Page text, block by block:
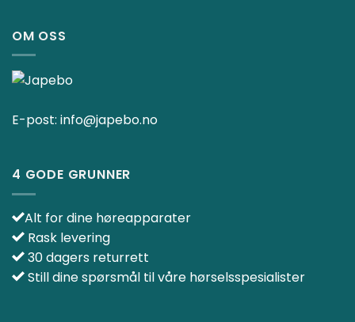
OM OSS
E-post: info@japebo.no
4 GODE GRUNNER
Alt for dine høreapparater
Rask levering
30 dagers returrett
Still dine spørsmål til våre hørselsspesialister